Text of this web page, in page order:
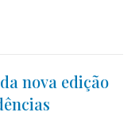
nova edição